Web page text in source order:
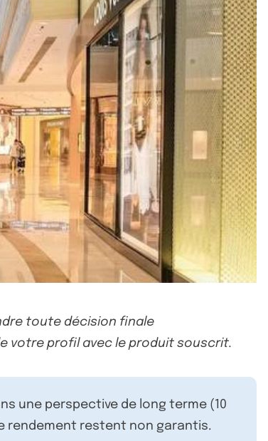
toute décision finale
votre profil avec le produit souscrit.
une perspective de long terme (10
rendement restent non garantis.